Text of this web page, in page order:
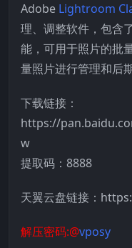
Adobe Lightroom
理、调整软件，包含
能，可用于照片的批
量照片进行管理和后
下载链接：
https://
w
提取码：8888
天翼云盘链接：
解压密码:@vposy